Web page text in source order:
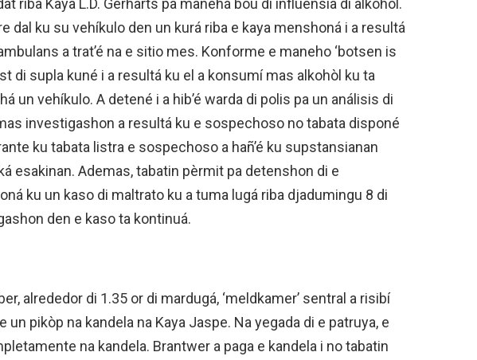
riba Kaya L.D. Gerharts pa manehá bou di influensia di alkohòl.
dal ku su vehíkulo den un kurá riba e kaya menshoná i a resultá
a trat’é na e sitio mes. Konforme e maneho ‘botsen is
di supla kuné i a resultá ku el a konsumí mas alkohòl ku ta
un vehíkulo. A detené i a hib’é warda di polis pa un análisis di
investigashon a resultá ku e sospechoso no tabata disponé
ku tabata listra e sospechoso a hañ’é ku supstansianan
esakinan. Ademas, tabatin pèrmit pa detenshon di e
ku un kaso di maltrato ku a tuma lugá riba djadumingu 8 di
den e kaso ta kontinuá.
alrededor di 1.35 or di mardugá, ‘meldkamer’ sentral a risibí
pikòp na kandela na Kaya Jaspe. Na yegada di e patruya, e
na kandela. Brantwer a paga e kandela i no tabatin